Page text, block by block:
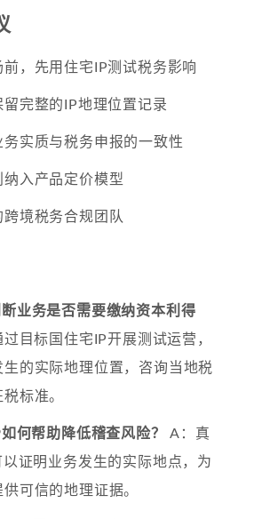
，先用住宅IP测试税务影响
留完整的IP地理位置记录
务实质与税务申报的一致性
纳入产品定价模型
跨境税务合规团队
业务是否需要缴纳资本利得
目标国住宅IP开展测试运营，
生的实际地理位置，咨询当地税
标准。
何帮助降低稽查风险？
A：真
证明业务发生的实际地点，为
可信的地理证据。